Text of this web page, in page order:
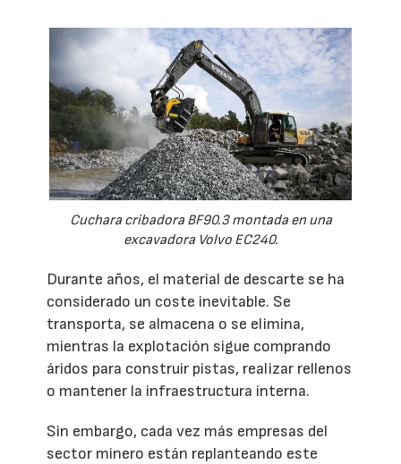
Cuchara cribadora BF90.3 montada en una
excavadora Volvo EC240.
Durante años, el material de descarte se ha
considerado un coste inevitable. Se
transporta, se almacena o se elimina,
mientras la explotación sigue comprando
áridos para construir pistas, realizar rellenos
o mantener la infraestructura interna.
Sin embargo, cada vez más empresas del
sector minero están replanteando este